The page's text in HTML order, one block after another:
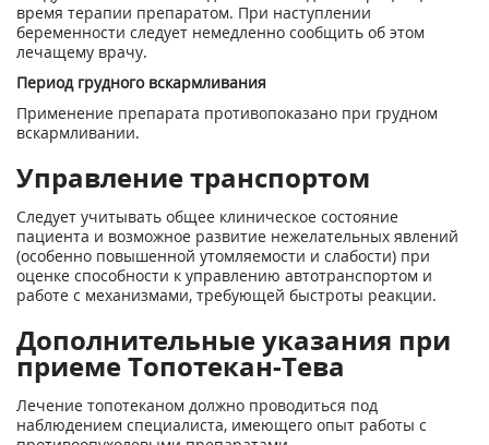
время терапии препаратом. При наступлении
беременности следует немедленно сообщить об этом
лечащему врачу.
Период грудного вскармливания
Применение препарата противопоказано при грудном
вскармливании.
Управление транспортом
Следует учитывать общее клиническое состояние
пациента и возможное развитие нежелательных явлений
(особенно повышенной утомляемости и слабости) при
оценке способности к управлению автотранспортом и
работе с механизмами, требующей быстроты реакции.
Дополнительные указания при
приеме Топотекан-Тева
Лечение топотеканом должно проводиться под
наблюдением специалиста, имеющего опыт работы с